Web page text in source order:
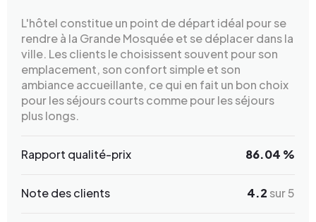
L'hôtel constitue un point de départ idéal pour se
rendre à la Grande Mosquée et se déplacer dans la
ville. Les clients le choisissent souvent pour son
emplacement, son confort simple et son
ambiance accueillante, ce qui en fait un bon choix
pour les séjours courts comme pour les séjours
plus longs.
Rapport qualité-prix 86.04 %
Note des clients 4.2 sur 5